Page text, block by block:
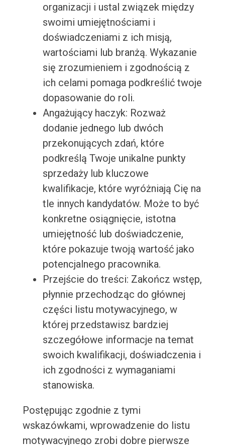
organizacji i ustal związek między
swoimi umiejętnościami i
doświadczeniami z ich misją,
wartościami lub branżą. Wykazanie
się zrozumieniem i zgodnością z
ich celami pomaga podkreślić twoje
dopasowanie do roli.
Angażujący haczyk: Rozważ
dodanie jednego lub dwóch
przekonujących zdań, które
podkreślą Twoje unikalne punkty
sprzedaży lub kluczowe
kwalifikacje, które wyróżniają Cię na
tle innych kandydatów. Może to być
konkretne osiągnięcie, istotna
umiejętność lub doświadczenie,
które pokazuje twoją wartość jako
potencjalnego pracownika.
Przejście do treści: Zakończ wstęp,
płynnie przechodząc do głównej
części listu motywacyjnego, w
której przedstawisz bardziej
szczegółowe informacje na temat
swoich kwalifikacji, doświadczenia i
ich zgodności z wymaganiami
stanowiska.
Postępując zgodnie z tymi
wskazówkami, wprowadzenie do listu
motywacyjnego zrobi dobre pierwsze